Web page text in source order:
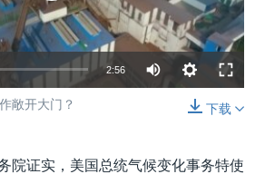
2:56
下载
敞开大门？
院证实，美国总统气候变化事务特使